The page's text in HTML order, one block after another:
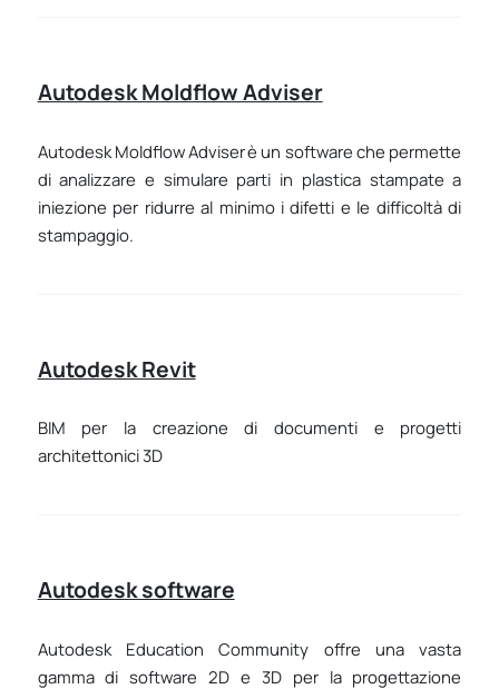
Autodesk Moldflow Adviser
Autodesk Moldflow Adviser è un software che permette
di analizzare e simulare parti in plastica stampate a
iniezione per ridurre al minimo i difetti e le difficoltà di
stampaggio.
Autodesk Revit
BIM per la creazione di documenti e progetti
architettonici 3D
Autodesk software
Autodesk Education Community offre una vasta
gamma di software 2D e 3D per la progettazione